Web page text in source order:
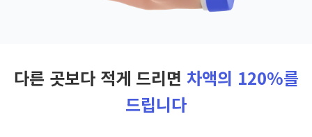
다른 곳보다 적게 드리면 차액의 120%를
드립니다